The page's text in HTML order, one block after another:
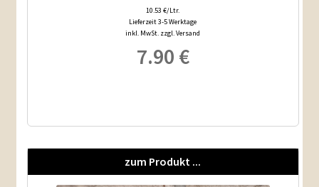
10.53 €/Ltr.
Lieferzeit 3-5 Werktage
inkl. MwSt. zzgl. Versand
7.90 €
zum Produkt ...